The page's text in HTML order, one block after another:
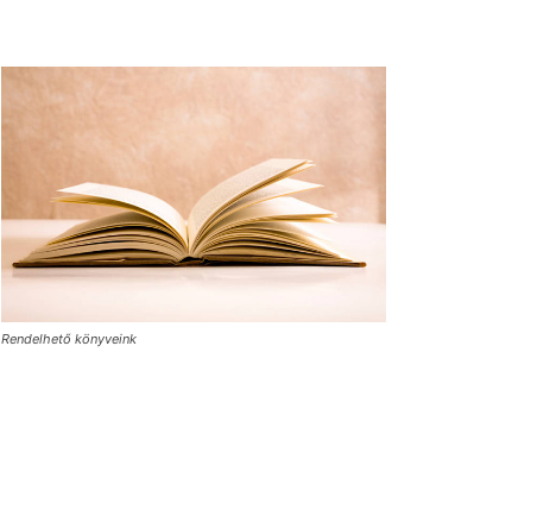
Rendelhető könyveink